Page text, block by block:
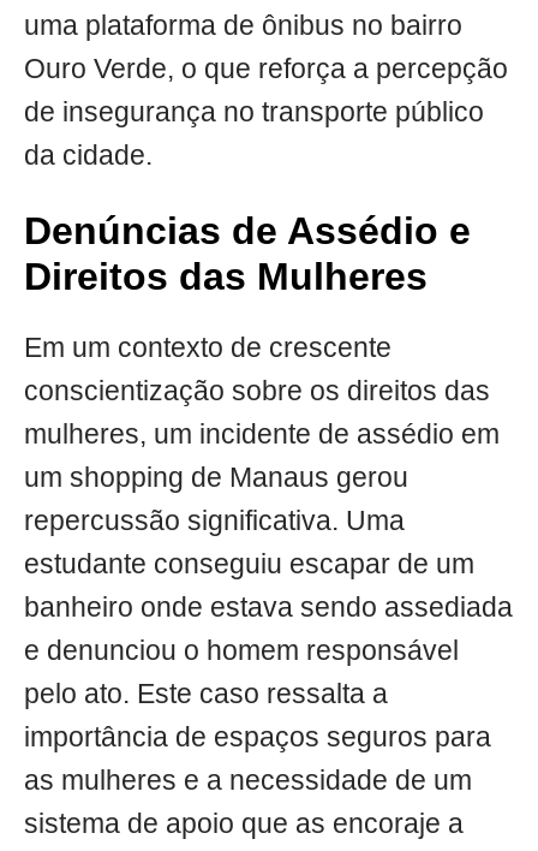
uma plataforma de ônibus no bairro
Ouro Verde, o que reforça a percepção
de insegurança no transporte público
da cidade.
Denúncias de Assédio e
Direitos das Mulheres
Em um contexto de crescente
conscientização sobre os direitos das
mulheres, um incidente de assédio em
um shopping de Manaus gerou
repercussão significativa. Uma
estudante conseguiu escapar de um
banheiro onde estava sendo assediada
e denunciou o homem responsável
pelo ato. Este caso ressalta a
importância de espaços seguros para
as mulheres e a necessidade de um
sistema de apoio que as encoraje a